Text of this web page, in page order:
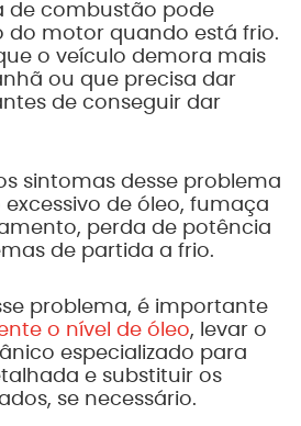
de combustão pode
do motor quando está frio.
o veículo demora mais
ou que precisa dar
de conseguir dar
sintomas desse problema
de óleo, fumaça
perda de potência
de partida a frio.
problema, é importante
o nível de óleo, levar o
especializado para
e substituir os
se necessário.